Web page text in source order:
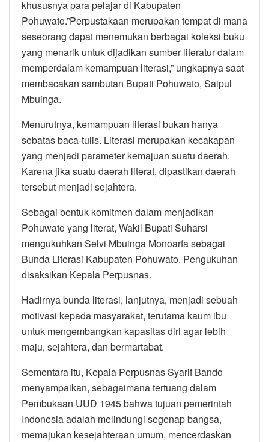
khususnya para pelajar di Kabupaten
Pohuwato.”Perpustakaan merupakan tempat di mana
seseorang dapat menemukan berbagai koleksi buku
yang menarik untuk dijadikan sumber literatur dalam
memperdalam kemampuan literasi,” ungkapnya saat
membacakan sambutan Bupati Pohuwato, Saipul
Mbuinga.
Menurutnya, kemampuan literasi bukan hanya
sebatas baca-tulis. Literasi merupakan kecakapan
yang menjadi parameter kemajuan suatu daerah.
Karena jika suatu daerah literat, dipastikan daerah
tersebut menjadi sejahtera.
Sebagai bentuk komitmen dalam menjadikan
Pohuwato yang literat, Wakil Bupati Suharsi
mengukuhkan Selvi Mbuinga Monoarfa sebagai
Bunda Literasi Kabupaten Pohuwato. Pengukuhan
disaksikan Kepala Perpusnas.
Hadirnya bunda literasi, lanjutnya, menjadi sebuah
motivasi kepada masyarakat, terutama kaum ibu
untuk mengembangkan kapasitas diri agar lebih
maju, sejahtera, dan bermartabat.
Sementara itu, Kepala Perpusnas Syarif Bando
menyampaikan, sebagaimana tertuang dalam
Pembukaan UUD 1945 bahwa tujuan pemerintah
Indonesia adalah melindungi segenap bangsa,
memajukan kesejahteraan umum, mencerdaskan